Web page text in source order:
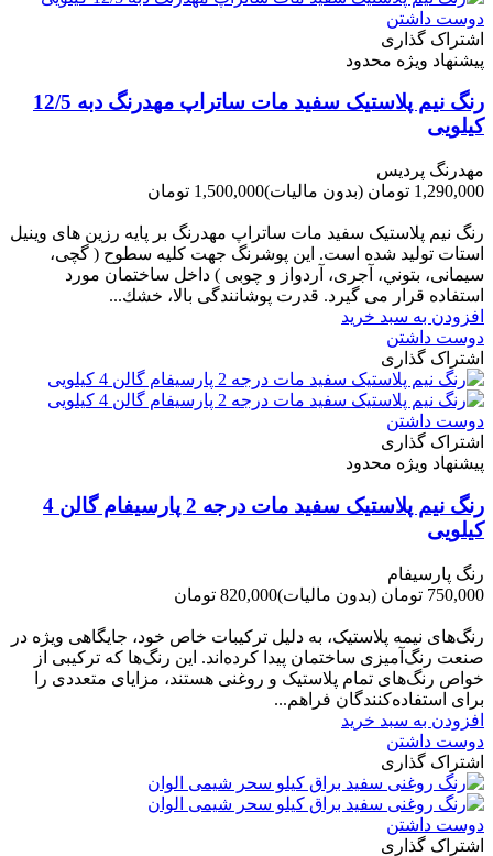
دوست داشتن
اشتراک گذاری
پیشنهاد ویژه محدود
رنگ نیم پلاستیک سفید مات ساتراپ مهدرنگ دبه 12/5
کیلویی
مهدرنگ پردیس
1,290,000 تومان
(بدون مالیات)1,500,000 تومان
رنگ نیم پلاستیک سفید مات ساتراپ مهدرنگ بر پایه رزین های وینیل
استات تولید شده است. این پوشرنگ جهت کلیه سطوح ( گچی،
سیمانی، بتوني، آجری، آردواز و چوبی ) داخل ساختمان مورد
استفاده قرار می گیرد. قدرت پوشانندگی بالا، خشك...
افزودن به سبد خرید
دوست داشتن
اشتراک گذاری
دوست داشتن
اشتراک گذاری
پیشنهاد ویژه محدود
رنگ نیم پلاستیک سفید مات درجه 2 پارسیفام گالن 4
کیلویی
رنگ پارسیفام
750,000 تومان
(بدون مالیات)820,000 تومان
رنگ‌های نیمه پلاستیک، به دلیل ترکیبات خاص خود، جایگاهی ویژه در
صنعت رنگ‌آمیزی ساختمان پیدا کرده‌اند. این رنگ‌ها که ترکیبی از
خواص رنگ‌های تمام پلاستیک و روغنی هستند، مزایای متعددی را
برای استفاده‌کنندگان فراهم...
افزودن به سبد خرید
دوست داشتن
اشتراک گذاری
دوست داشتن
اشتراک گذاری